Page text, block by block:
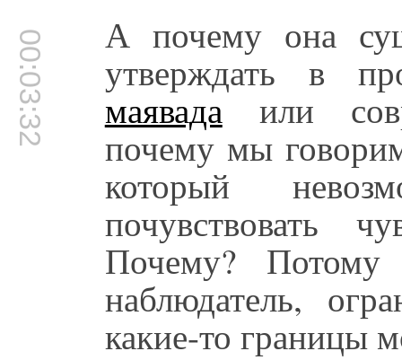
00:03:32 А почему она
утверждать в
маявадаили
почему мы
который
почувствовать
Почему?
наблюдатель,
какие-то границы